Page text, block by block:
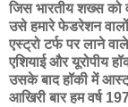
जिस भारतीय शख्स को
उसे हमारे फेडरेशन
एस्ट्रो टर्फ पर लाने
एशियाई और यूरोपीय
उसके बाद हॉकी में
आखिरी बार हम वर्ष